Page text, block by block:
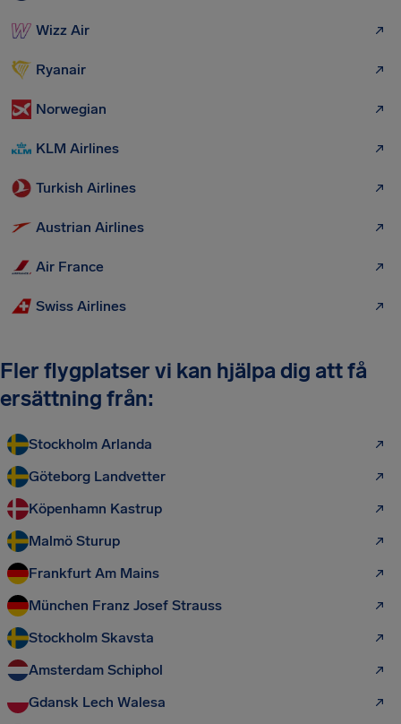
Wizz Air
Ryanair
Norwegian
KLM Airlines
Turkish Airlines
Austrian Airlines
Air France
Swiss Airlines
Fler flygplatser vi kan hjälpa dig att få
ersättning från:
Stockholm Arlanda
Göteborg Landvetter
Köpenhamn Kastrup
Malmö Sturup
Frankfurt Am Mains
München Franz Josef Strauss
Stockholm Skavsta
Amsterdam Schiphol
Gdansk Lech Walesa